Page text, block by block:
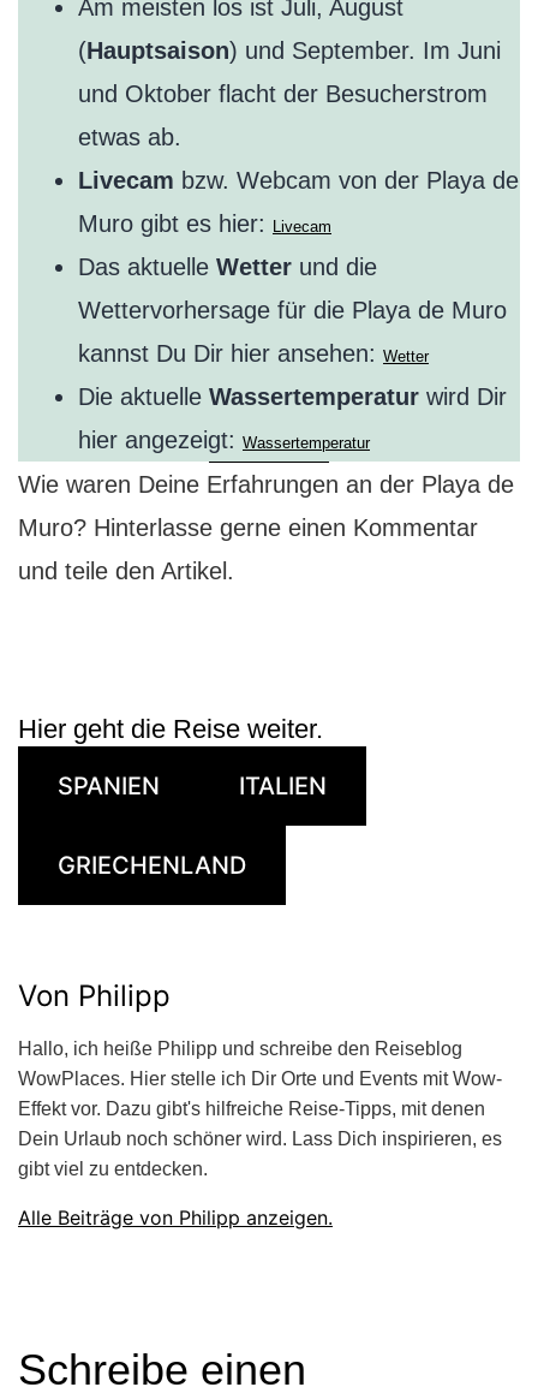
Am meisten los ist Juli, August
(Hauptsaison) und September. Im Juni
und Oktober flacht der Besucherstrom
etwas ab.
Livecam bzw. Webcam von der Playa de
Muro gibt es hier:
Livecam
Das aktuelle Wetter und die
Wettervorhersage für die Playa de Muro
kannst Du Dir hier ansehen: Wetter
Die aktuelle Wassertemperatur wird Dir
hier angezeigt: Wassertemperatur
Wie waren Deine Erfahrungen an der Playa de
Muro? Hinterlasse gerne einen Kommentar
und teile den Artikel.
Hier geht die Reise weiter.
SPANIEN ITALIEN
GRIECHENLAND
Von Philipp
Hallo, ich heiße Philipp und schreibe den Reiseblog
WowPlaces. Hier stelle ich Dir Orte und Events mit Wow-
Effekt vor. Dazu gibt's hilfreiche Reise-Tipps, mit denen
Dein Urlaub noch schöner wird. Lass Dich inspirieren, es
gibt viel zu entdecken.
Alle Beiträge von Philipp anzeigen.
Schreibe einen